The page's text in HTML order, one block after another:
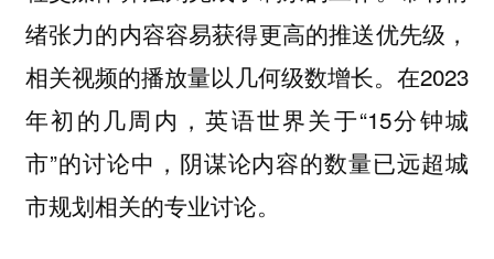
绪张力的内容容易获得更高的推送优先级，
相关视频的播放量以几何级数增长。在2023
年初的几周内，英语世界关于“15分钟城
市”的讨论中，阴谋论内容的数量已远超城
市规划相关的专业讨论。